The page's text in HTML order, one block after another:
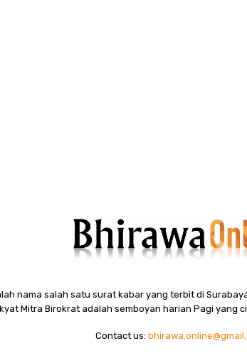
nama salah satu surat kabar yang terbit di
Mitra Birokrat adalah semboyan harian Pagi yang
Contact us: